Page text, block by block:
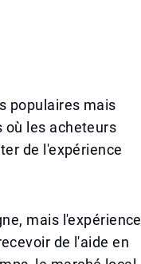
populaires mais
où les acheteurs
de l'expérience
mais l'expérience
de l'aide en